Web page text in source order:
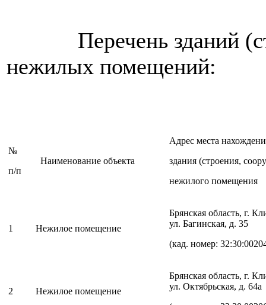
Перечень зданий
нежилых помещений:
№
п/п
Наименование объекта
Адрес места
здания (строения,
нежилого помещения
1 Нежилое помещение
Брянская область, г.
ул. Багинская, д. 35
(кад. номер:
2 Нежилое помещение
Брянская область, г.
ул. Октябрьская, д. 64а